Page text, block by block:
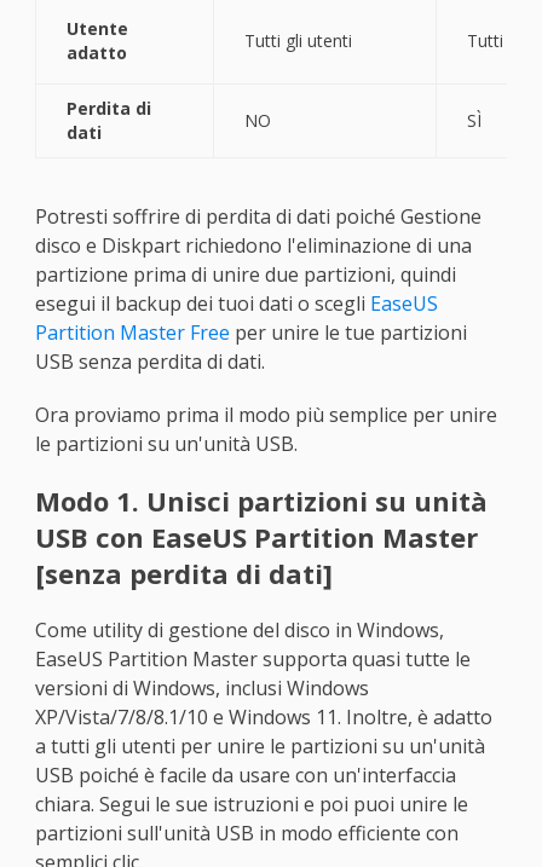
Utente
adatto
Tutti gli utenti Tutti gli
Perdita di
dati
NO SÌ
Potresti soffrire di perdita di dati poiché Gestione
disco e Diskpart richiedono l'eliminazione di una
partizione prima di unire due partizioni, quindi
esegui il backup dei tuoi dati o scegli EaseUS
Partition Master Free per unire le tue partizioni
USB senza perdita di dati.
Ora proviamo prima il modo più semplice per unire
le partizioni su un'unità USB.
Modo 1. Unisci partizioni su unità
USB con EaseUS Partition Master
[senza perdita di dati]
Come utility di gestione del disco in Windows,
EaseUS Partition Master supporta quasi tutte le
versioni di Windows, inclusi Windows
XP/Vista/7/8/8.1/10 e Windows 11. Inoltre, è adatto
a tutti gli utenti per unire le partizioni su un'unità
USB poiché è facile da usare con un'interfaccia
chiara. Segui le sue istruzioni e poi puoi unire le
partizioni sull'unità USB in modo efficiente con